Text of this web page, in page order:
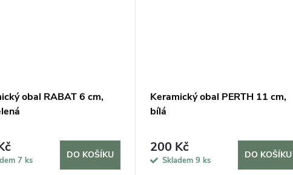
obal RABAT 6 cm,
7 ks
DO KOŠÍKU
Keramický obal PERTH 11 cm,
bílá
200 Kč
Skladem 9 ks
DO KOŠÍKU